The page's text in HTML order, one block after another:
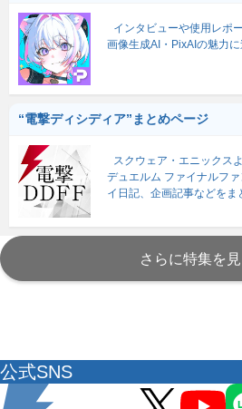
インタビューや使用レポ
画像生成AI・PixAIの魅力に
“電撃ディシディア”まとめページ
スクウェア・エニックス
デュエルム ファイナルフ
イ日記、企画記事などをま
さらに特集を
公式SNS